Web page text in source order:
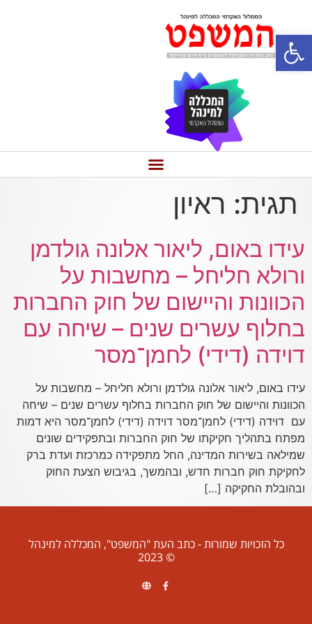
פתח סרגל נגישות
תגית: ראיון
עידו באום, ליאור אלונה גולדמן
ורולא חליחל – מחשבות על
הכוונות והיישום של חוק החברות
בחלוף עשרים שנים – שיחה עם
דוידה (דידי) לחמן־מסר
עידו באום, ליאור אלונה גולדמן ורולא חליחל – מחשבות על
הכוונות והיישום של חוק החברות בחלוף עשרים שנים – שיחה
עם דוידה (דידי) לחמן־מסר דוידה (דידי) לחמן־מסר היא דמות
מפתח בתהליך חקיקתו של חוק החברות ובתפקידים שונים
שמילאה בשירות המדינה, החל מתפקידה כמרכזת ועדת ברק
לחקיקת חוק חברות חדש, ובהמשך, בגיבוש הצעת החוק
ובהובלת החקיקה […]
כל הזכויות שמורות - כתב העת "המשפט", המכללה למינהל
© 2023